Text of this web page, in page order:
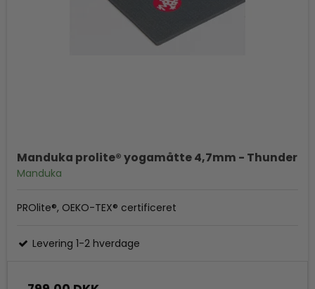
Manduka prolite® yogamåtte 4,7mm - Thunder
Manduka
PROlite®, OEKO-TEX® certificeret
Levering 1-2 hverdage